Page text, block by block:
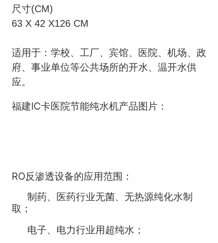
尺寸(CM)
63 X 42 X126 CM
适用于：学校、工厂、宾馆、医院、机场、政
府、事业单位等公共场所的开水、温开水供
应。
福建IC卡医院节能纯水机产品图片：
RO反渗透设备的应用范围：
制药、医药行业无菌、无热源纯化水制
取；
电子、电力行业用超纯水；